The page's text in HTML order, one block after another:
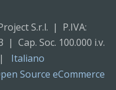
S.r.l. | P.IVA:
| Cap. Soc. 100.000 i.v.
|
Italiano
Source eCommerce